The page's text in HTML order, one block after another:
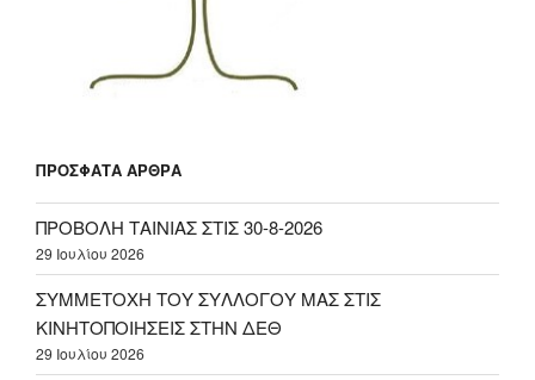
ΠΡΌΣΦΑΤΑ ΆΡΘΡΑ
ΠΡΟΒΟΛΗ ΤΑΙΝΙΑΣ ΣΤΙΣ 30-8-2026
29 Ιουλίου 2026
ΣΥΜΜΕΤΟΧΗ ΤΟΥ ΣΥΛΛΟΓΟΥ ΜΑΣ ΣΤΙΣ
ΚΙΝΗΤΟΠΟΙΗΣΕΙΣ ΣΤΗΝ ΔΕΘ
29 Ιουλίου 2026